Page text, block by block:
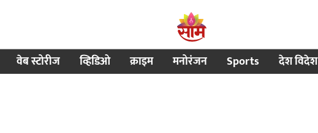
वेब स्टोरीज व्हिडिओ क्राइम मनोरंजन Sports देश विदेश